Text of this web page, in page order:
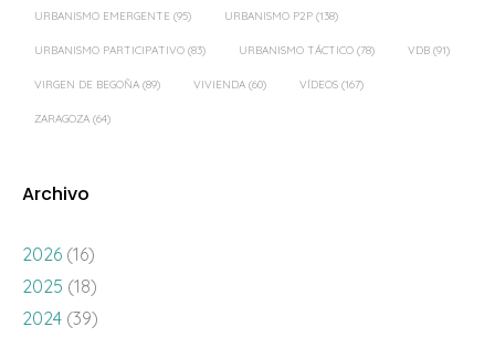
URBANISMO EMERGENTE (95) URBANISMO P2P (138)
URBANISMO PARTICIPATIVO (83) URBANISMO TÁCTICO (78) VDB (91)
VIRGEN DE BEGOÑA (89) VIVIENDA (60) VÍDEOS (167)
ZARAGOZA (64)
Archivo
2026 (16)
2025 (18)
2024 (39)